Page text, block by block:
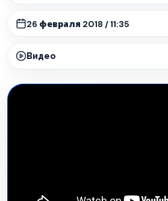
26 февраля 2018 / 11:35
Видео